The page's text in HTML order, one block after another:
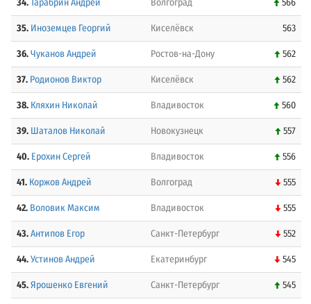
34.Тарабрин Андрей Волгоград 566
35. Иноземцев Георгий Киселёвск 563
36.Чуканов Андрей Ростов-на-Дону 562
37. Родионов Виктор Киселёвск 562
38. Кляхин Николай Владивосток 560
39. Шаталов Николай Новокузнецк 557
40. Ерохин Сергей Владивосток 556
41. Коржов Андрей Волгоград 555
42. Воловик Максим Владивосток 555
43.Антипов Егор Санкт-Петербург 552
44.Устинов Андрей Екатеринбург 545
45.Ярошенко Евгений Санкт-Петербург 545